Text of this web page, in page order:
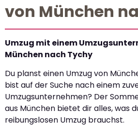
von München
Umzug mit einem
München nach Tychy
Du planst einen Umzug von
bist auf der Suche nach einem
Umzugsunternehmen? Der
aus München bietet dir alles, was
reibungslosen Umzug brauchst.